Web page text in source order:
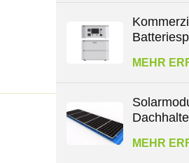
2,3 kWh
MEHR
MEHR